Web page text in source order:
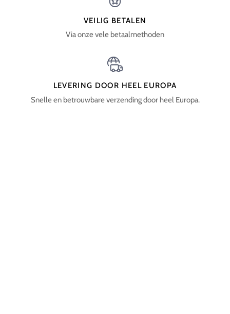
VEILIG BETALEN
Via onze vele betaalmethoden
LEVERING DOOR HEEL EUROPA
Snelle en betrouwbare verzending door heel Europa.